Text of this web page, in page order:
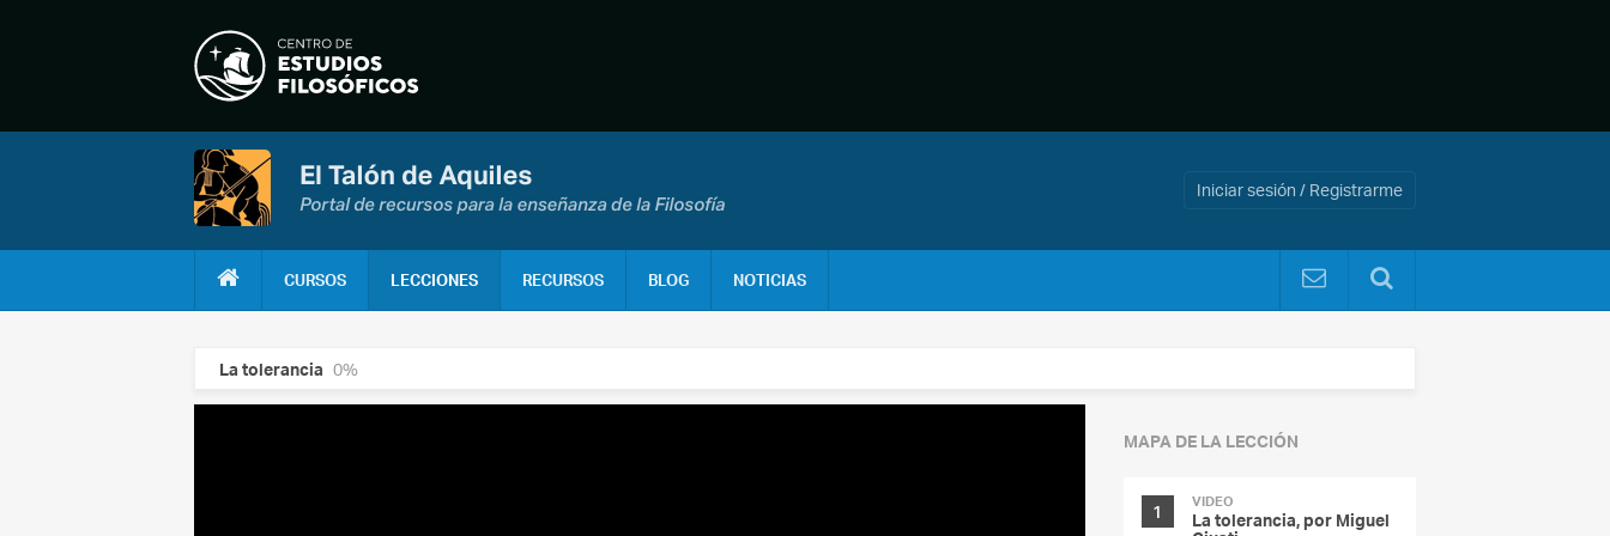
Iniciar sesión / Registrarme
CURSOS LECCIONES RECURSOS BLOG NOTICIAS
La tolerancia 0%
MAPA DE LA LECCIÓN
1 VIDEO
La tolerancia, por Miguel